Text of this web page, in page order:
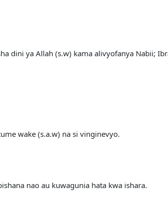
dini ya Allah (s.w) kama alivyofanya Nabii;
wake (s.a.w) na si vinginevyo.
nao au kuwagunia hata kwa ishara.